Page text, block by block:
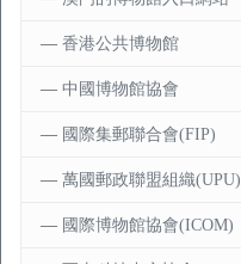
香港公共博物館
中國博物館協會
國際集郵聯合會(FIP)
萬國郵政聯盟組織(UPU)
國際博物館協會(ICOM)